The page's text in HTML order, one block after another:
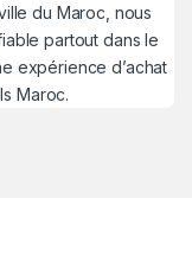
du Maroc, nous
partout dans le
expérience d’achat
Maroc.